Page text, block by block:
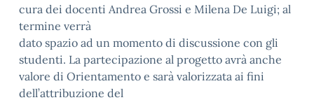
cura dei docenti Andrea Grossi e Milena De Luigi; al
termine verrà
dato spazio ad un momento di discussione con gli
studenti. La partecipazione al progetto avrà anche
valore di Orientamento e sarà valorizzata ai fini
dell’attribuzione del